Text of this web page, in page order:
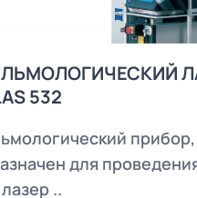
532
для
..